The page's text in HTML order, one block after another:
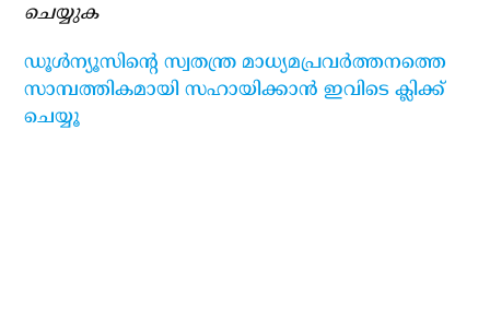
ചെയ്യുക
ഡൂള്‍ന്യൂസിന്റെ സ്വതന്ത്ര മാധ്യമപ്രവര്‍ത്തനത്തെ
സാമ്പത്തികമായി സഹായിക്കാന്‍ ഇവിടെ ക്ലിക്ക്
ചെയ്യൂ